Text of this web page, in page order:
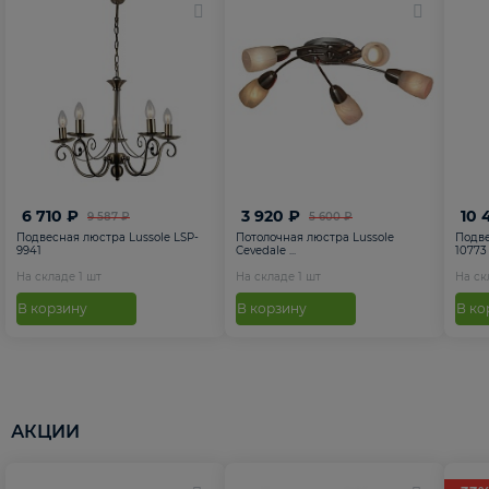
9 587 ₽
6 710 ₽
Подвесная люстра Lussole LSP-
9941
На складе 1 шт
В корзину
5 600 ₽
3 920 ₽
Потолочная люстра Lussole
Cevedale ...
На складе 1 шт
В корзину
10
10773
На
В
АКЦИИ